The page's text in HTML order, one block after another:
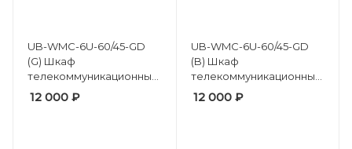
UB-WMC-6U-60/45-GD
(G) Шкаф
телекоммуникационный
настенный 19" 6U,
(600*450*370 мм)
12 000 ₽
UB-WMC-6U-60/45-GD
(B) Шкаф
телекоммуникационный
настенный 19" 6U,
(600*450*370 мм)
12 000₽